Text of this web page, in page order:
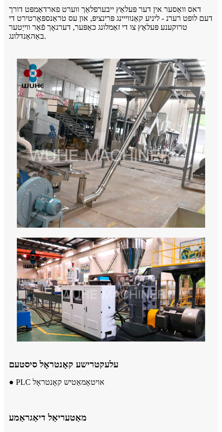
דאס וואַסער אין דער פּעלאַץ ייבערפלאַך ווערט פארדאַמפּט דורך
דעם לופט רערנ - ליניע קאַנווייינג פּרינציפּ, און עס טראַנספּאָרטירט די
טרוקענע פּעלאַץ צו די זאַמלונג כאַפּער, דערנאָך פֿאַר ווייַטער
באַהאַנדלונג.
עלעקטרישע קאָנטראָל סיסטעם
● PLC אויטאָמאַטיש קאָנטראָל
מאַטעריאַל דיאַגראַמע